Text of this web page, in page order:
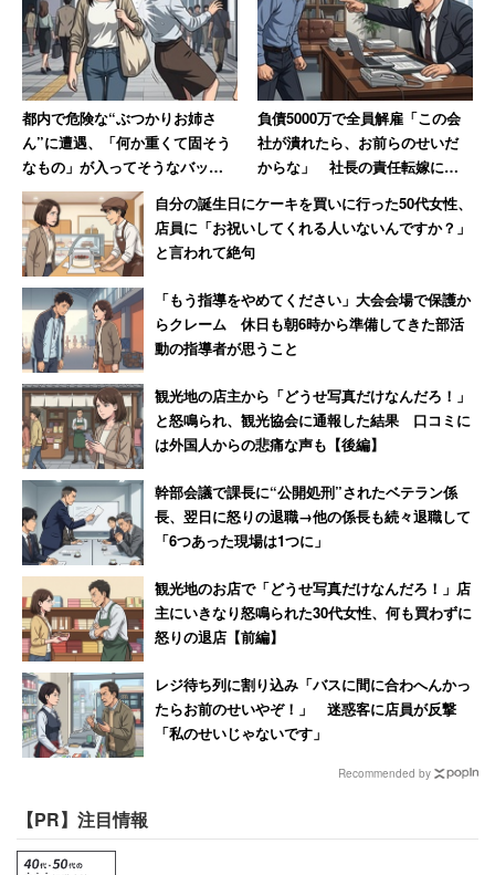
答した270人中137人がクライアントとのトラブルを経
験。トラブルの内容（複数回答）で最も多かったのは、
「契約内容以上の作業要請」（43.7％）だが、「制作代金
の支払い遅延」（38.6％）、「制作代金の値下げ強要」
（34.3％）、「制作代金の不払い」（20.4％）といった金
銭面の問題も多い。
トップレベルでも「1年に2、3回は給料0円」
実際、トップレベルのイラストレーターでも悩みは尽きな
いようだ。ゲームのメインキャラクターのデザインを担当
したり、画集も販売しているフリーのイラストレーターの
あきまん氏は、2015年1月に、
「イラストレーターがどう生きたらいいのか？その
答えは俺にもまだわからない。去年からは自分をよ
り高く買ってくれるクライアントさんを頼ってる。
低いところで実績を出したら優遇されるかなと思っ
たけどそんな事もなかった」
と投稿している。あきまん氏は2013年に自身の年収を
「1000万円あたりです」と明かしているが、経費を抜く
と年収は500万円程度。また、毎月一定の収入があるとい
うわけでもない。2015年2月には、「まあ1年に2、3回は
給料0円なんですよ」と投稿している。
都内で危険な“ぶつかりお姉さ
ん”に遭遇、「何か重くて固そう
なもの」が入ってそうなバッグ
で体当たり 「おぞましい人
種」と語る40代男性
負債5000万で全員解雇「この会
社が潰れたら、お前らのせいだ
からな」 社長の責任転嫁に絶
自分の誕生日にケーキを買いに行った50代女性、
店員に「お祝いしてくれる人いないんですか？」
と言われて絶句
「もう指導をやめてください」大会会場で保護か
らクレーム 休日も朝6時から準備してきた部活
動の指導者が思うこと
観光地の店主から「どうせ写真だけなんだろ！」
と怒鳴られ、観光協会に通報した結果 口コミに
は外国人からの悲痛な声も【後編】
幹部会議で課長に“公開処刑”されたベテラン係
長、翌日に怒りの退職→他の係長も続々退職して
「6つあった現場は1つに」
観光地のお店で「どうせ写真だけなんだろ！」店
主にいきなり怒鳴られた30代女性、何も買わずに
怒りの退店【前編】
レジ待ち列に割り込み「バスに間に合わへんかっ
たらお前のせいやぞ！」 迷惑客に店員が反撃
「私のせいじゃないです」
Recommended by
【PR】注目情報